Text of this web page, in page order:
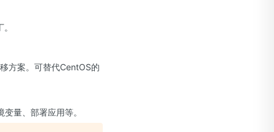
方案。可替代CentOS的
量、部署应用等。